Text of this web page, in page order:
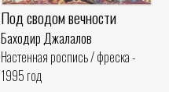
Под сводом вечности
Баходир Джалалов
Настенная роспись / фреска -
1995 год